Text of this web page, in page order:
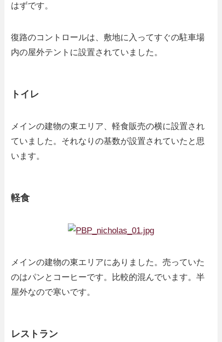
はずです。
復路のコントロールは、敷地に入ってすぐの駐車場
内の屋外テントに設置されていました。
トイレ
メインの建物の東エリア、軽食販売の横に設置され
ていました。それなりの基数が設置されていたと思
います。
軽食
メインの建物の東エリアにありました。売っていた
のはパンとコーヒーです。比較的混んでいます。半
屋外なので寒いです。
レストラン